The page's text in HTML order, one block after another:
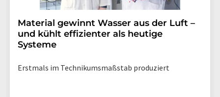
Material gewinnt Wasser aus der Luft –
und kühlt effizienter als heutige
Systeme
Erstmals im Technikumsmaßstab produziert